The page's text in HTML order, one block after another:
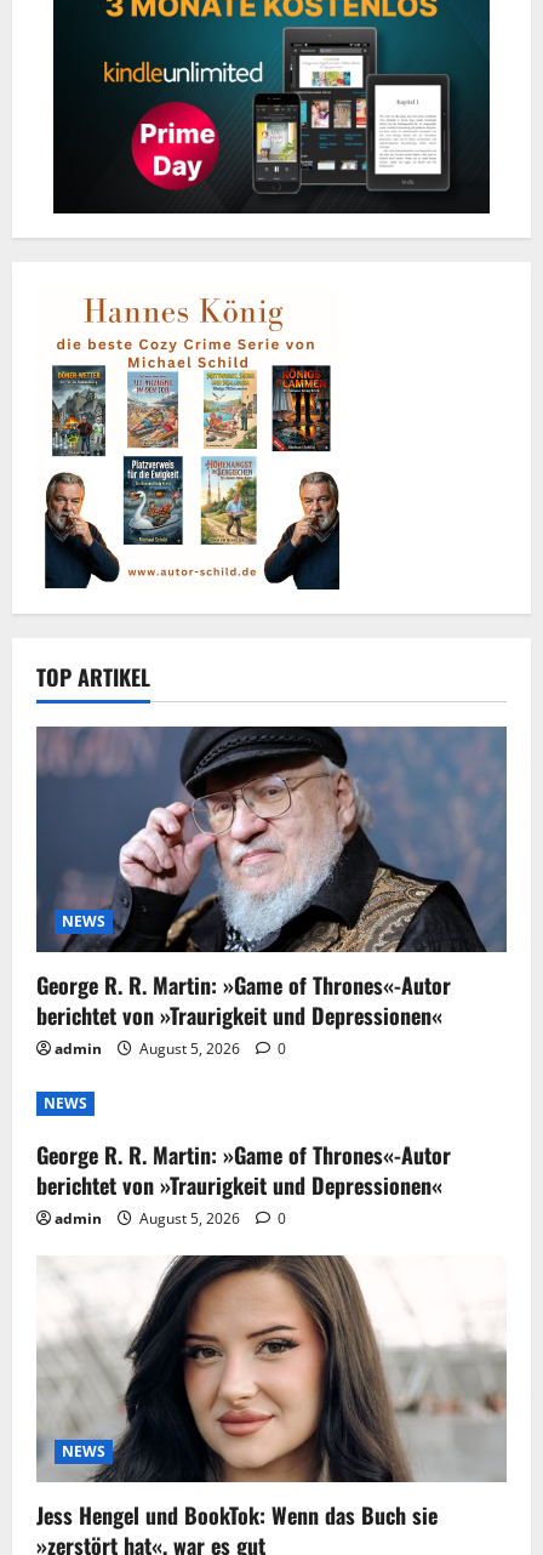
TOP ARTIKEL
NEWS
George R. R. Martin: »Game of Thrones«-Autor
berichtet von »Traurigkeit und Depressionen«
admin August 5, 2026 0
NEWS
George R. R. Martin: »Game of Thrones«-Autor
berichtet von »Traurigkeit und Depressionen«
admin August 5, 2026 0
NEWS
Jess Hengel und BookTok: Wenn das Buch sie
»zerstört hat«, war es gut